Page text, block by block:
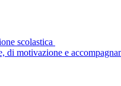
scolastica
di motivazione e